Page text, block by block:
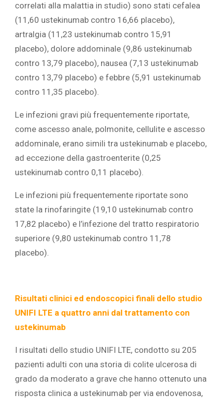
correlati alla malattia in studio) sono stati cefalea
(11,60 ustekinumab contro 16,66 placebo),
artralgia (11,23 ustekinumab contro 15,91
placebo), dolore addominale (9,86 ustekinumab
contro 13,79 placebo), nausea (7,13 ustekinumab
contro 13,79 placebo) e febbre (5,91 ustekinumab
contro 11,35 placebo).
Le infezioni gravi più frequentemente riportate,
come ascesso anale, polmonite, cellulite e ascesso
addominale, erano simili tra ustekinumab e placebo,
ad eccezione della gastroenterite (0,25
ustekinumab contro 0,11 placebo).
Le infezioni più frequentemente riportate sono
state la rinofaringite (19,10 ustekinumab contro
17,82 placebo) e l’infezione del tratto respiratorio
superiore (9,80 ustekinumab contro 11,78
placebo).
Risultati clinici ed endoscopici finali dello studio
UNIFI LTE a quattro anni dal trattamento con
ustekinumab
I risultati dello studio UNIFI LTE, condotto su 205
pazienti adulti con una storia di colite ulcerosa di
grado da moderato a grave che hanno ottenuto una
risposta clinica a ustekinumab per via endovenosa,